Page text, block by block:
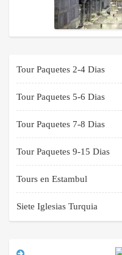
Tour Paquetes 2-4 Dias
Tour Paquetes 5-6 Dias
Tour Paquetes 7-8 Dias
Tour Paquetes 9-15 Dias
Tours en Estambul
Siete Iglesias Turquia